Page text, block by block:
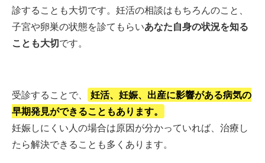
診することも大切です。妊活の相談はもちろんのこと、
子宮や卵巣の状態を診てもらいあなた自身の状況を知る
ことも大切です。
受診することで、
妊活、妊娠、出産に影響がある病気の
早期発見ができることもあります。
妊娠しにくい人の場合は原因が分かっていれば、治療し
たら解決できることも多くあります。